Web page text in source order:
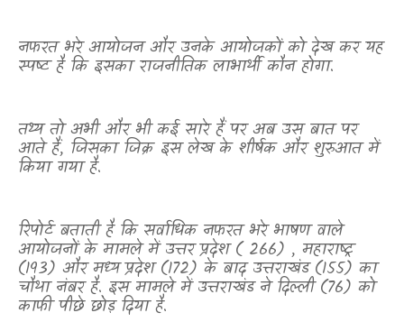
नफरत भरे आयोजन और उनके आयोजकों को देख कर यह
स्पष्ट है कि इसका राजनीतिक लाभार्थी कौन होगा.
तथ्य तो अभी और भी कई सारे हैं पर अब उस बात पर
आते हैं, जिसका जिक्र इस लेख के शीर्षक और शुरुआत में
किया गया है.
रिपोर्ट बताती है कि सर्वाधिक नफरत भरे भाषण वाले
आयोजनों के मामले में उत्तर प्रदेश ( 266) , महाराष्ट्र
(193) और मध्य प्रदेश (172) के बाद उत्तराखंड (155) का
चौथा नंबर है. इस मामले में उत्तराखंड ने दिल्ली (76) को
काफी पीछे छोड़ दिया है.